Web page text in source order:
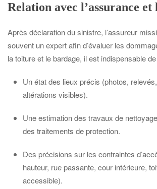
Relation avec l’assurance et
Après déclaration du sinistre, l’assureur
souvent un expert afin d’évaluer les
la toiture et le bardage, il est indispensable
Un état des lieux précis (photos,
altérations visibles).
Une estimation des travaux de
des traitements de protection.
Des précisions sur les contraintes
hauteur, rue passante, cour intérieure,
accessible).